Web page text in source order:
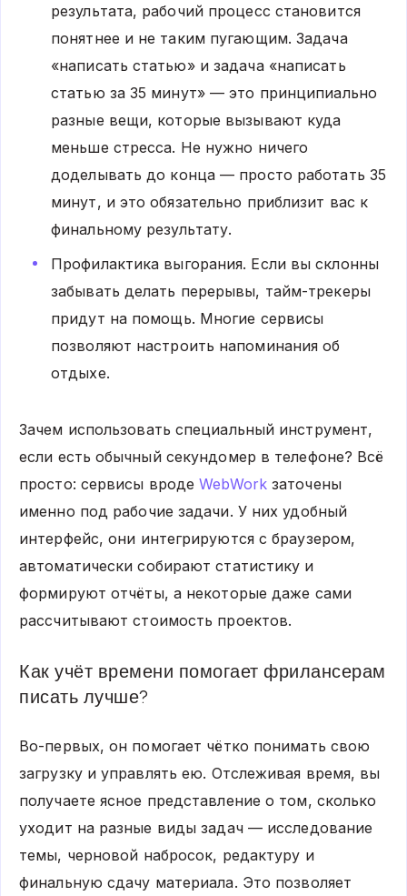
результата, рабочий процесс становится
понятнее и не таким пугающим. Задача
«написать статью» и задача «написать
статью за 35 минут» — это принципиально
разные вещи, которые вызывают куда
меньше стресса. Не нужно ничего
доделывать до конца — просто работать 35
минут, и это обязательно приблизит вас к
финальному результату.
Профилактика выгорания. Если вы склонны
забывать делать перерывы, тайм-трекеры
придут на помощь. Многие сервисы
позволяют настроить напоминания об
отдыхе.
Зачем использовать специальный инструмент,
если есть обычный секундомер в телефоне? Всё
просто: сервисы вродеWebWorkзаточены
именно под рабочие задачи. У них удобный
интерфейс, они интегрируются с браузером,
автоматически собирают статистику и
формируют отчёты, а некоторые даже сами
рассчитывают стоимость проектов.
Как учёт времени помогает фрилансерам
писать лучше?
Во-первых, он помогает чётко понимать свою
загрузку и управлять ею. Отслеживая время, вы
получаете ясное представление о том, сколько
уходит на разные виды задач — исследование
темы, черновой набросок, редактуру и
финальную сдачу материала. Это позволяет